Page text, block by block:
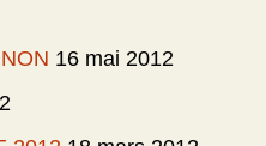
16 mai 2012